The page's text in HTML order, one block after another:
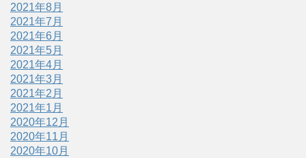
2021年8月
2021年7月
2021年6月
2021年5月
2021年4月
2021年3月
2021年2月
2021年1月
2020年12月
2020年11月
2020年10月